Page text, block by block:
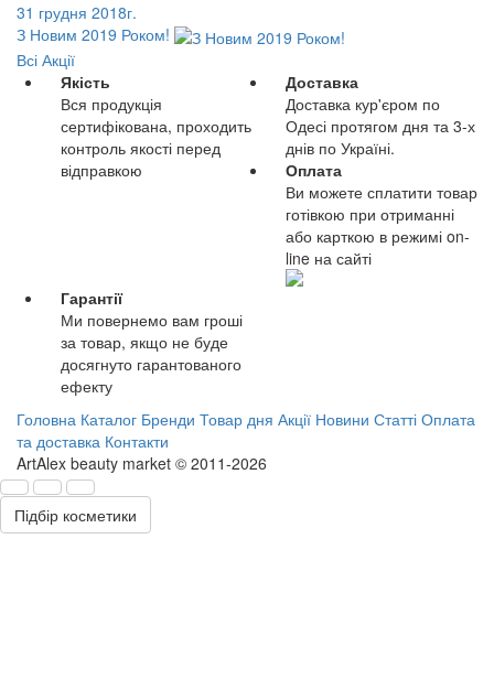
31 грудня 2018г.
З Новим 2019 Роком!
Всі Акції
Якість
Вся продукція
сертифікована, проходить
контроль якості перед
відправкою
Доставка
Доставка кур'єром по
Одесі протягом дня та 3-х
днів по Україні.
Оплата
Ви можете сплатити товар
готівкою при отриманні
або карткою в режимі on-
line на сайті
Гарантії
Ми повернемо вам гроші
за товар, якщо не буде
досягнуто гарантованого
ефекту
Головна Каталог Бренди Товар дня Акції Новини Статті Оплата
та доставка Контакти
ArtAlex beauty market © 2011-2026
Підбір косметики